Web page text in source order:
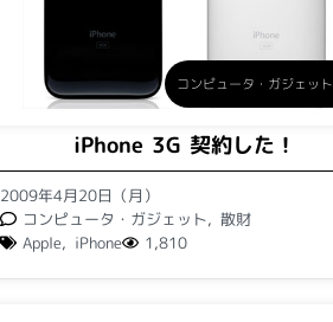
コンピュータ・ガジェット
iPhone 3G 契約した！
2009年4月20日（月）
コンピュータ・ガジェット, 散財
Apple, iPhone 1,810